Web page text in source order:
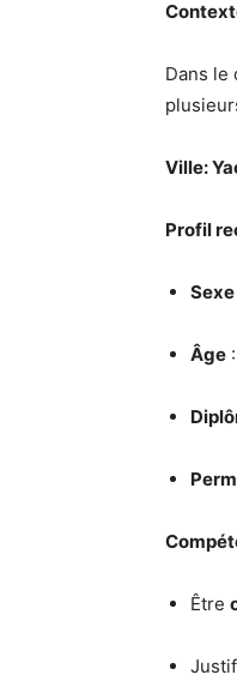
Dans le
Ville:
Profil
Sexe
Âge
Être